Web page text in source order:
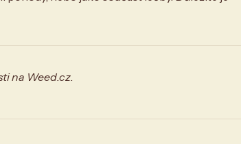
na Weed.cz.